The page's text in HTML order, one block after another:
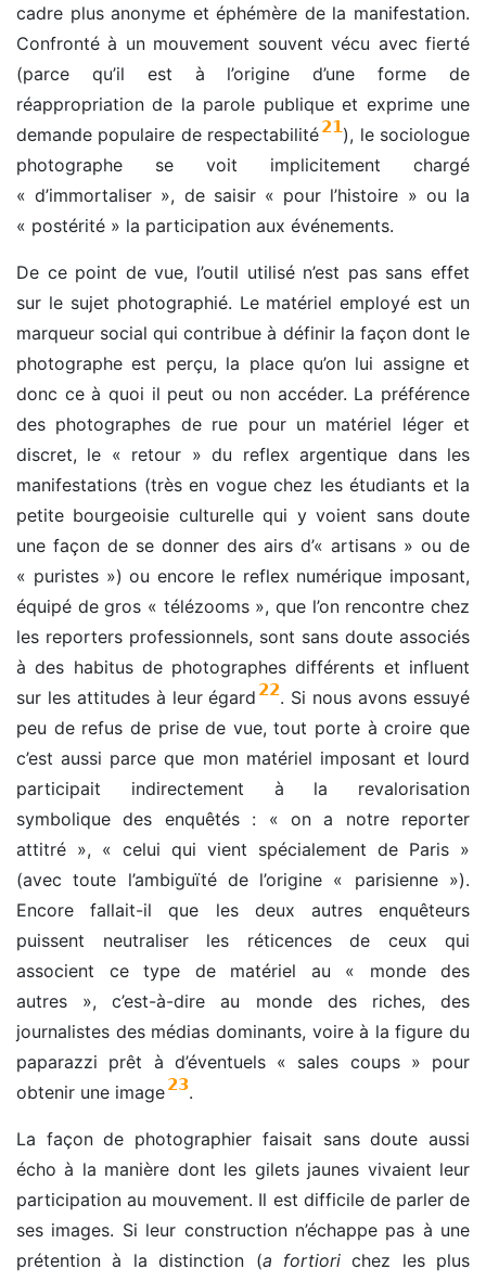
cadre plus anonyme et éphémère de la manifestation.
Confronté à un mouvement souvent vécu avec fierté
(parce qu’il est à l’origine d’une forme de
réappropriation de la parole publique et exprime une
demande populaire de respectabilité21), le sociologue
photographe se voit implicitement chargé
« d’immortaliser », de saisir « pour l’histoire » ou la
« postérité » la participation aux événements.
De ce point de vue, l’outil utilisé n’est pas sans effet
sur le sujet photographié. Le matériel employé est un
marqueur social qui contribue à définir la façon dont le
photographe est perçu, la place qu’on lui assigne et
donc ce à quoi il peut ou non accéder. La préférence
des photographes de rue pour un matériel léger et
discret, le « retour » du reflex argentique dans les
manifestations (très en vogue chez les étudiants et la
petite bourgeoisie culturelle qui y voient sans doute
une façon de se donner des airs d’« artisans » ou de
« puristes ») ou encore le reflex numérique imposant,
équipé de gros « télézooms », que l’on rencontre chez
les reporters professionnels, sont sans doute associés
à des habitus de photographes différents et influent
sur les attitudes à leur égard 22. Si nous avons essuyé
peu de refus de prise de vue, tout porte à croire que
c’est aussi parce que mon matériel imposant et lourd
participait indirectement à la revalorisation
symbolique des enquêtés : « on a notre reporter
attitré », « celui qui vient spécialement de Paris »
(avec toute l’ambiguïté de l’origine « parisienne »).
Encore fallait-il que les deux autres enquêteurs
puissent neutraliser les réticences de ceux qui
associent ce type de matériel au « monde des
autres », c’est-à-dire au monde des riches, des
journalistes des médias dominants, voire à la figure du
paparazzi prêt à d’éventuels « sales coups » pour
obtenir une image23.
La façon de photographier faisait sans doute aussi
écho à la manière dont les gilets jaunes vivaient leur
participation au mouvement. Il est difficile de parler de
ses images. Si leur construction n’échappe pas à une
prétention à la distinction (a fortiorichez les plus